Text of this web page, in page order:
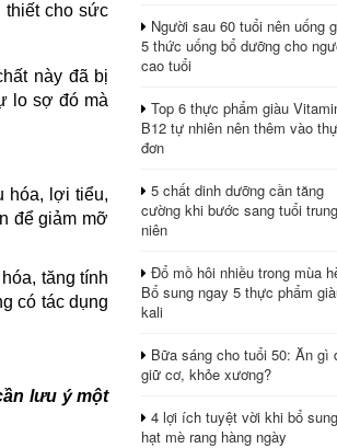
thiết cho sức
này đã bị
lo sợ đó mà
hóa, lợi tiểu,
để giảm mỡ
tăng tính
có tác dụng
lưu ý một
Người sau 60 tuổi nên uống
5 thức uống bổ dưỡng cho
cao tuổi
Top 6 thực phẩm giàu
B12 tự nhiên nên thêm vào
đơn
5 chất dinh dưỡng cần tăng
cường khi bước sang tuổi trung
niên
Đổ mồ hôi nhiều trong mùa
Bổ sung ngay 5 thực phẩm
kali
Bữa sáng cho tuổi 50: Ăn gì
giữ cơ, khỏe xương?
4 lợi ích tuyệt vời khi bổ sung
hạt mè rang hàng ngày